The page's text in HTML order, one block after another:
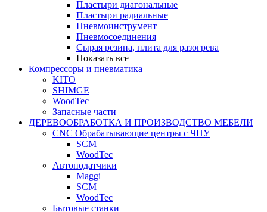
Пластыри диагональные
Пластыри радиальные
Пневмоинструмент
Пневмосоединения
Сырая резина, плита для разогрева
Показать все
Компрессоры и пневматика
KITO
SHIMGE
WoodTec
Запасные части
ДЕРЕВООБРАБОТКА И ПРОИЗВОДСТВО МЕБЕЛИ
CNC Обрабатывающие центры с ЧПУ
SCM
WoodTec
Автоподатчики
Maggi
SCM
WoodTec
Бытовые станки